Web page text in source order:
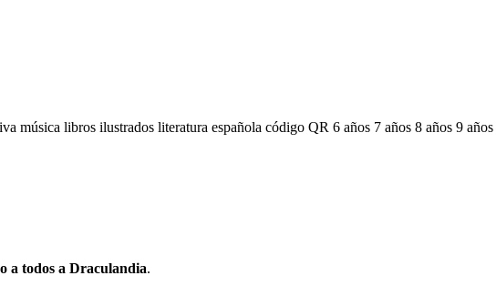
música libros ilustrados literatura española código QR 6 años 7 años 8 años 9 años
a todos a Draculandia.